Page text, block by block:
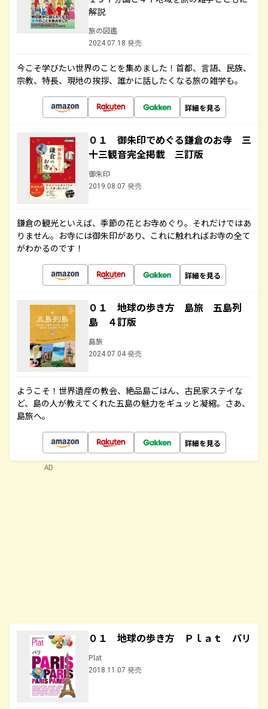
解説
旅の図鑑
2024.07.18 発売
今こそ学びたい世界のことを集めました！首都、言語、民族、
宗教、特長、現地の挨拶、誰かに話したくなる旅の雑学も。
詳細を見る
０１ 御朱印でめぐる鎌倉のお寺 三
十三観音完全掲載 三訂版
御朱印
2019.08.07 発売
鎌倉の観光といえば、季節の花とお寺めぐり。それだけではあ
りません。お寺には御朱印があり、これに触れればお寺の全て
がわかるのです！
詳細を見る
０１ 地球の歩き方 島旅 五島列
島 ４訂版
島旅
2024.07.04 発売
ようこそ！世界遺産の教会、絶品島ごはん、古民家ステイな
ど、島の人が教えてくれた五島の魅力をギュッと凝縮。さあ、
島旅へ。
詳細を見る
０１ 地球の歩き方 Ｐｌａｔ パリ
Plat
2018.11.07 発売
AD